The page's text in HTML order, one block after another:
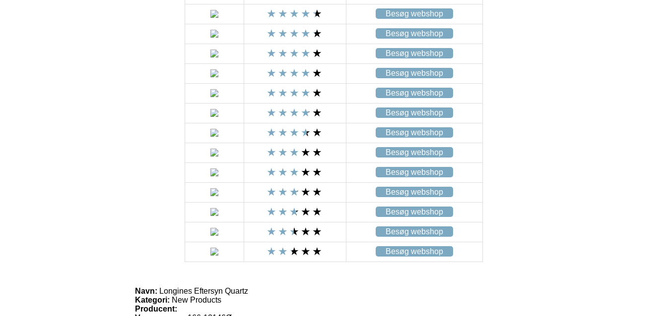
Besøg webshop
Besøg webshop
Besøg webshop
Besøg webshop
Besøg webshop
Besøg webshop
Besøg webshop
Besøg webshop
Besøg webshop
Besøg webshop
Besøg webshop
Besøg webshop
Besøg webshop
Navn: Longines Eftersyn Quartz
Kategori: New Products
Producent: